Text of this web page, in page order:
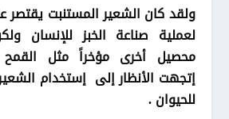
ولقد كان الشعير المستنبت يقتصر
لعملية صناعة الخبز للإنسان
محصيل أخرى مؤخراً مثل القمح
إتجهت الأنظار إلى إستخدام
للحيوان .